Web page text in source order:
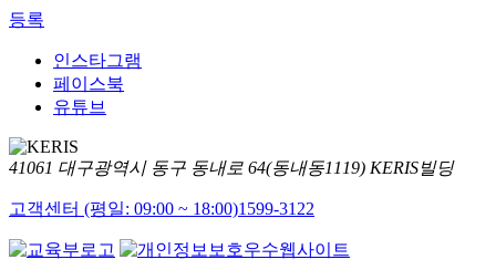
등록
인스타그램
페이스북
유튜브
41061 대구광역시 동구 동내로 64(동내동1119) KERIS빌딩
고객센터 (평일: 09:00 ~ 18:00)1599-3122